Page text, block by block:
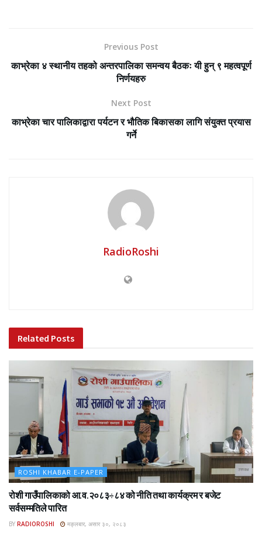
Previous Post
काभ्रेका ४ स्थानीय तहको अन्तरपालिका समन्वय बैठकः यी हुन् ९ महत्वपूर्ण
निर्णयहरु
Next Post
काभ्रेका चार पालिकाद्वारा पर्यटन र भौतिक बिकासका लागि संयुक्त प्रयास
गर्ने
RadioRoshi
Related Posts
ROSHI KHABAR E-PAPER
रोशी गाउँपालिकाको आ.व.२०८३÷८४ को नीति तथा कार्यक्रम र बजेट
सर्वसम्मतिले पारित
BY RADIOROSHI मङ्लबार, असार ३०, २०८३